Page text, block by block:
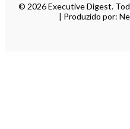
© 2026 Executive Digest.
| Produzido por: